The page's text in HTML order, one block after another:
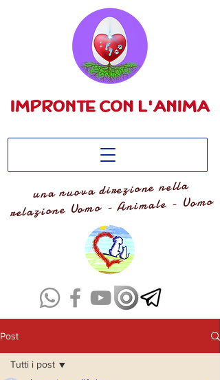
una nuova direzione nella
relazione Uomo - Animale - Uomo
Post
Tutti i post